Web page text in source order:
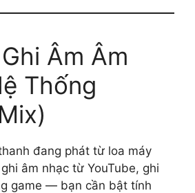
Âm Âm
Thống
đang phát từ loa máy
âm nhạc từ YouTube, ghi
game — bạn cần bật tính